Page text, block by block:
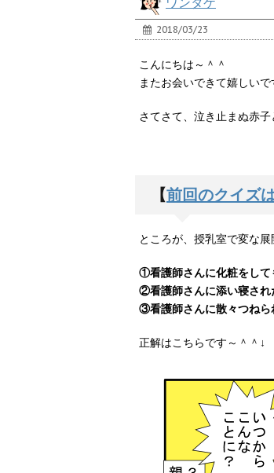
2018/03/23
こんにちは～＾＾
またお会いできて嬉しいで
さてさて、泣き止まぬ赤
【前回のクイズ
ところが、授乳室で変な
①看護師さんに化粧をして
②看護師さんに添い寝され
③看護師さんに散々つねら
正解はこちらです～＾＾↓